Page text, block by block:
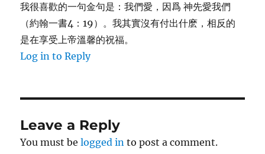
我很喜歡的一句金句是：我們愛，因爲 神先愛我們
（約翰一書4：19）。我其實沒有付出什麽，相反的
是在享受上帝溫馨的祝福。
Log in to Reply
Leave a Reply
You must belogged in to post a comment.